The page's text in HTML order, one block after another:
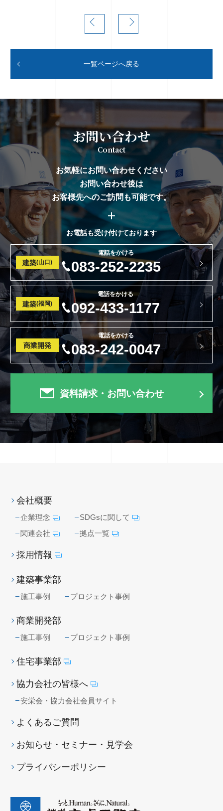
一覧ページへ戻る
お問い合わせ
Contact
お気軽にお問い合わせください
お問い合わせ後は
お客様先へのご訪問も可能です。
お電話も受け付けております
建築(山口)
電話をかける
083-252-2235
建築(福岡)
電話をかける
092-433-1177
商業開発
電話をかける
083-242-0047
資料請求・お問い合わせ
会社概要
企業理念
SDGsに関して
関連会社
拠点一覧
採用情報
建築事業部
施工事例 プロジェクト事例
商業開発部
施工事例 プロジェクト事例
住宅事業部
協力会社の皆様へ
安栄会・協力会社会員サイト
よくあるご質問
お知らせ・セミナー・見学会
プライバシーポリシー